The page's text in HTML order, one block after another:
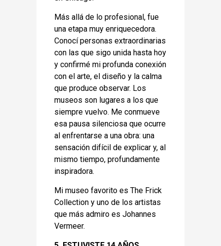
Más allá de lo profesional, fue
una etapa muy enriquecedora.
Conocí personas extraordinarias
con las que sigo unida hasta hoy
y confirmé mi profunda conexión
con el arte, el diseño y la calma
que produce observar. Los
museos son lugares a los que
siempre vuelvo. Me conmueve
esa pausa silenciosa que ocurre
al enfrentarse a una obra: una
sensación difícil de explicar y, al
mismo tiempo, profundamente
inspiradora.
Mi museo favorito es The Frick
Collection y uno de los artistas
que más admiro es Johannes
Vermeer.